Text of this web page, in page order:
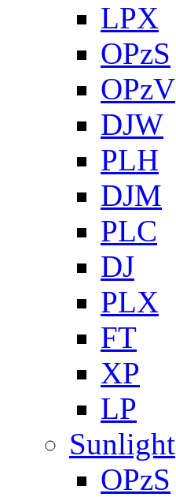
LPX
OPzS
OPzV
DJW
PLH
DJM
PLC
DJ
PLX
FT
XP
LP
Sunlight
OPzS